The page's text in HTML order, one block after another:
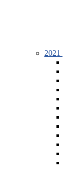
2021